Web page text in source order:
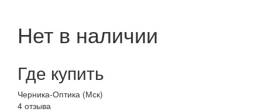
Нет в наличии
Где купить
Черника-Оптика (Мск)
4 отзыва